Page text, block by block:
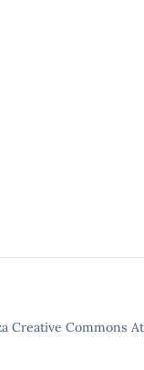
Creative Commons